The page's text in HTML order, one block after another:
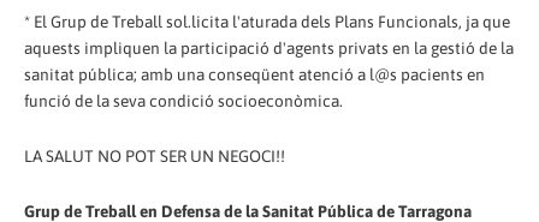
* El Grup de Treball sol.licita l'aturada dels Plans Funcionals, ja que
aquests impliquen la participació d'agents privats en la gestió de la
sanitat pública; amb una conseqüent atenció a l@s pacients en
funció de la seva condició socioeconòmica.
LA SALUT NO POT SER UN NEGOCI!!
Grup de Treball en Defensa de la Sanitat Pública de Tarragona